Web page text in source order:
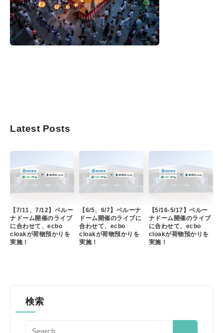
Latest Posts
【7/11、7/12】ベルー
ナドーム開催のライブ
に合わせて、ecbo
cloakが荷物預かりを
実施！
【6/5、6/7】ベルーナ
ドーム開催のライブに
合わせて、ecbo
cloakが荷物預かりを
実施！
【5/16-5/17】ベルー
ナドーム開催のライブ
に合わせて、ecbo
cloakが荷物預かりを
実施！
検索